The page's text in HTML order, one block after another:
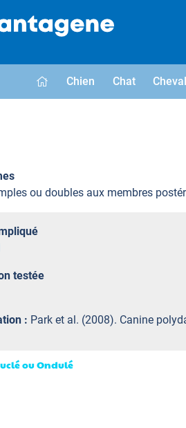
Chien Chat Cheval
ou doubles aux membres
testée
: Park et al. (2008). Canine
ou Ondulé